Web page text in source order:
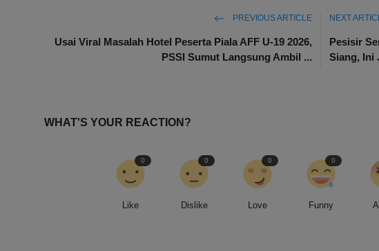
PREVIOUS ARTICLE
Usai Viral Masalah Hotel Peserta Piala AFF U-19 2026,
PSSI Sumut Langsung Ambil ...
NEXT
Pesisir
Siang, Ini
WHAT'S YOUR REACTION?
Like
0
Dislike
0
Love
0
Funny
0